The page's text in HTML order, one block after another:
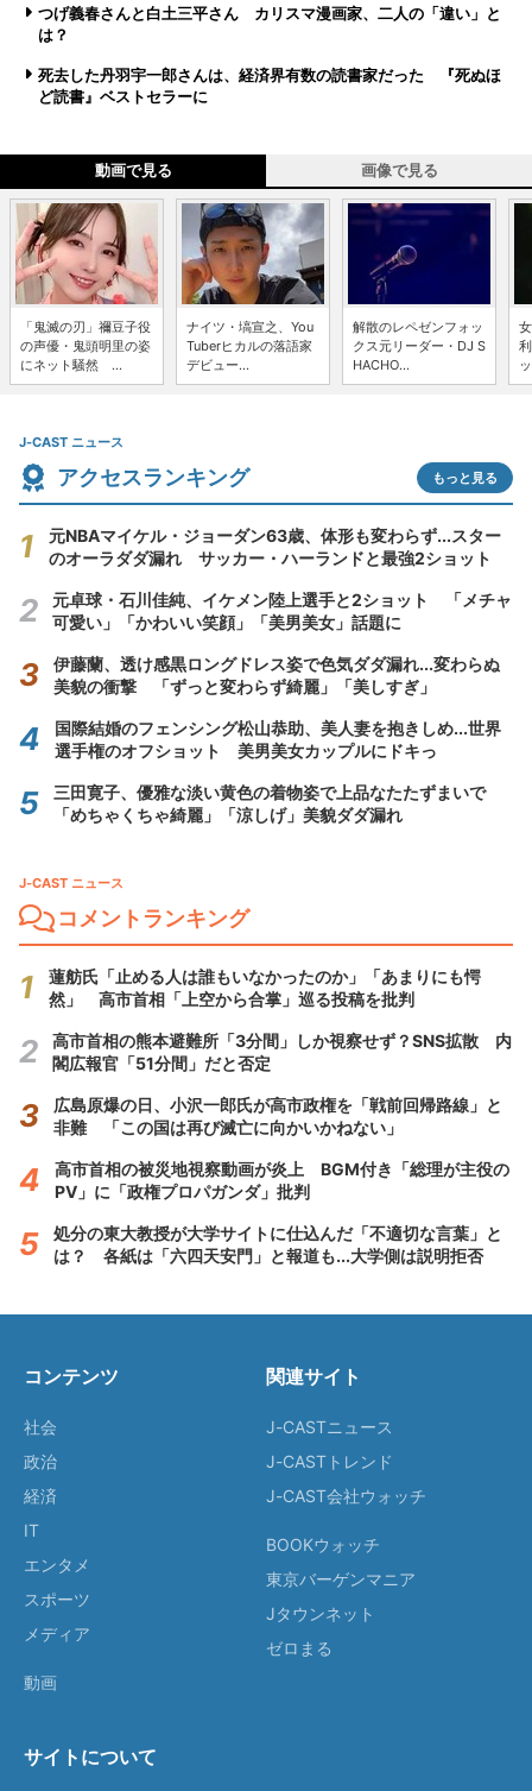
つげ義春さんと白土三平さん カリスマ漫画家、二人の「違い」と
は？
死去した丹羽宇一郎さんは、経済界有数の読書家だった 『死ぬほ
ど読書』ベストセラーに
動画で見る 画像で見る
「鬼滅の刃」禰豆子役
の声優・鬼頭明里の姿
にネット騒然 ...
ナイツ・塙宣之、You
Tuberヒカルの落語家
デビュー...
解散のレペゼンフォッ
クス元リーダー・DJ S
HACHO...
J-CAST ニュース
アクセスランキング もっと見る
元NBAマイケル・ジョーダン63歳、体形も変わらず...スター
のオーラダダ漏れ サッカー・ハーランドと最強2ショット
元卓球・石川佳純、イケメン陸上選手と2ショット 「メチャ
可愛い」「かわいい笑顔」「美男美女」話題に
伊藤蘭、透け感黒ロングドレス姿で色気ダダ漏れ...変わらぬ
美貌の衝撃 「ずっと変わらず綺麗」「美しすぎ」
国際結婚のフェンシング松山恭助、美人妻を抱きしめ...世界
選手権のオフショット 美男美女カップルにドキっ
三田寛子、優雅な淡い黄色の着物姿で上品なたたずまいで
「めちゃくちゃ綺麗」「涼しげ」美貌ダダ漏れ
J-CAST ニュース
コメントランキング
蓮舫氏「止める人は誰もいなかったのか」「あまりにも愕
然」 高市首相「上空から合掌」巡る投稿を批判
高市首相の熊本避難所「3分間」しか視察せず？SNS拡散 内
閣広報官「51分間」だと否定
広島原爆の日、小沢一郎氏が高市政権を「戦前回帰路線」と
非難 「この国は再び滅亡に向かいかねない」
高市首相の被災地視察動画が炎上 BGM付き「総理が主役の
PV」に「政権プロパガンダ」批判
処分の東大教授が大学サイトに仕込んだ「不適切な言葉」と
は？ 各紙は「六四天安門」と報道も...大学側は説明拒否
コンテンツ
社会
政治
経済
IT
エンタメ
スポーツ
メディア
動画
関連サイト
J-CASTニュース
J-CASTトレンド
J-CAST会社ウォッチ
BOOKウォッチ
東京バーゲンマニア
Jタウンネット
ゼロまる
サイトについて